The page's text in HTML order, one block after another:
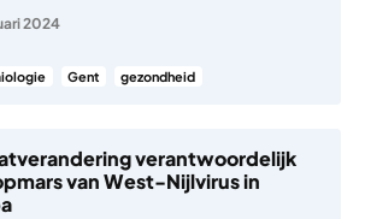
2024
Gent gezondheid
verantwoordelijk
van West-Nijlvirus in